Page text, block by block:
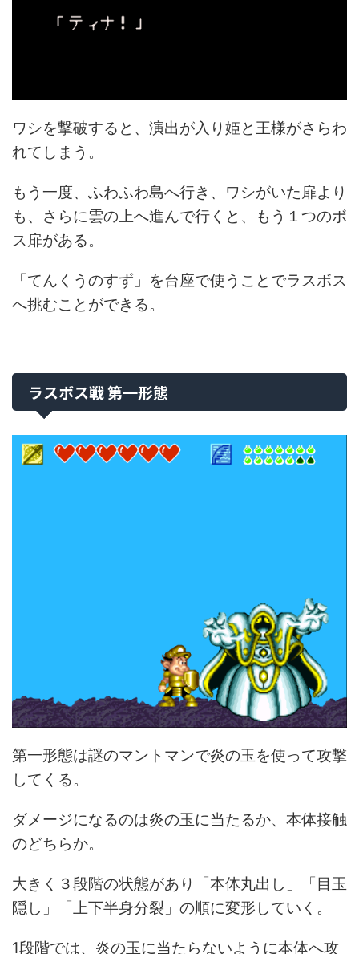
ワシを撃破すると、演出が入り姫と王様がさらわ
れてしまう。
もう一度、ふわふわ島へ行き、ワシがいた扉より
も、さらに雲の上へ進んで行くと、もう１つのボ
ス扉がある。
「てんくうのすず」を台座で使うことでラスボス
へ挑むことができる。
ラスボス戦 第一形態
第一形態は謎のマントマンで炎の玉を使って攻撃
してくる。
ダメージになるのは炎の玉に当たるか、本体接触
のどちらか。
大きく３段階の状態があり「本体丸出し」「目玉
隠し」「上下半身分裂」の順に変形していく。
1段階では、炎の玉に当たらないように本体へ攻